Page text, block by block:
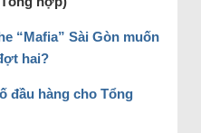
“Mafia” Sài Gòn muốn
hai?
đầu hàng cho Tổng